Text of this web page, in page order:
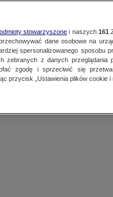
stowarzyszonei naszych 161
dane osobowe na
spersonalizowanego sposobu
zebranych z danych przeglądania
zgodę i sprzeciwić się
przycisk „Ustawienia plików cookie i